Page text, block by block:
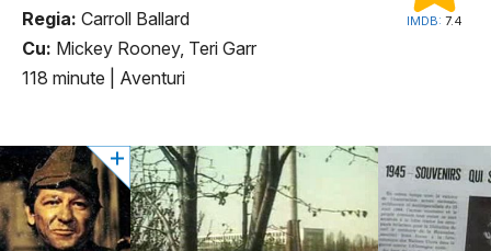
IMDB: 7.4
Regia: Carroll Ballard
Cu: Mickey Rooney, Teri Garr
118 minute
Aventuri